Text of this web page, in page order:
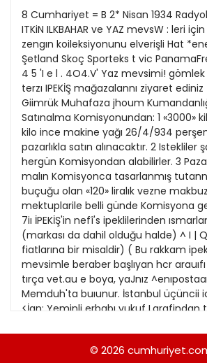
Evleniyoruz
Güney Dogu
Kitap Eki
Özel Ekler
Özel Okullar
Sevgililer Günü
Siyaset Eki
Sürdürülebilir yaşam
Turizm Eki
Yerel Yönetimler
1991
1990
1989
1988
1987
1986
1985
1984
1983
1982
1981
1980
19
20
21
22
23
24
25
26
27
28
29
30
8 Cumhariyet = B 2* Nisan 1934
ITKiN ILKBAHAR ve YAZ mevsW : leri
zengın koileksiyonunu elverişli Hat
Şetland Skoç Sporteks t vic
4 5 'I e l . 4O4.V' Yaz mevsimi!
terzı IPEKİŞ mağazalannı ziyaret
Giimrük Muhafaza jhoum
Satınalma Komisyonundan: 1 «3000»
kilo ince makine yağı 26/4/934
pazarlıkla satın alınacaktır. 2 Istekliler
hergün Komisyondan alabilirler. 3
malın Komisyonca tasarlanmış
buçuğu olan «120» liralık vezne
mektuplarile belli günde Komisyona
7iı İPEKİŞ'in nefî's ipeklilerinden
(markası da dahil olduğu halde) ^ I |
fiatlarına bir misaldir) ( Bu rakkam
mevsimle beraber başlıyan hcr arauıfı
tırça vet.au e boya, yaJnız
Memduh'ta buıunur. İstanbul üçüncii
<İan: Yeminli erbabı vukuf Larafindan
mahallesinde kabristan, şimal, orta
sokaklannda eski 2 yeni 1, 1/1, 52, 52/1,
© 2026